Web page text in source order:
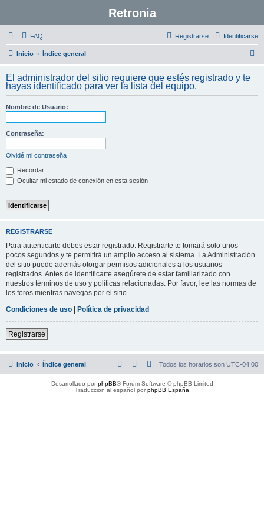
Retronia
FAQ Identificarse
Registrarse
Inicio Índice general
c
El administrador del sitio requiere que estés registrado y te
hayas identificado para ver la lista del equipo.
Nombre de Usuario:
Contraseña:
Olvidé mi contraseña
Recordar
Ocultar mi estado de conexión en esta sesión
REGISTRARSE
Para autenticarte debes estar registrado. Registrarte te tomará solo unos
pocos segundos y te permitirá un amplio acceso al sistema. La Administración
del sitio puede además otorgar permisos adicionales a los usuarios
registrados. Antes de identificarte asegúrete de estar familiarizado con
nuestros términos de uso y políticas relacionadas. Por favor, lee las normas de
los foros mientras navegas por el sitio.
Condiciones de uso | Política de privacidad
Registrarse
Inicio Índice general Todos los horarios son UTC-04:00
Desarrollado porphpBB® Forum Software © phpBB Limited
Traducción al español porphpBB España